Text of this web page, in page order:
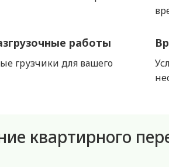
работы
грузчики для вашего
квартирного